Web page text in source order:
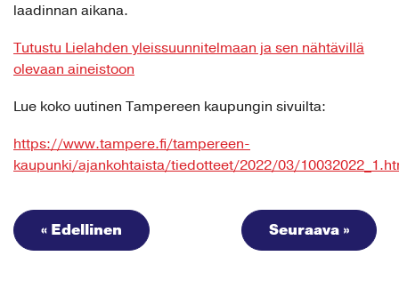
laadinnan aikana.
Tutustu Lielahden yleissuunnitelmaan ja sen nähtävillä
olevaan aineistoon
Lue koko uutinen Tampereen kaupungin sivuilta:
https://www.tampere.fi/tampereen-
kaupunki/ajankohtaista/tiedotteet/2022/03/
Seuraava »
« Edellinen